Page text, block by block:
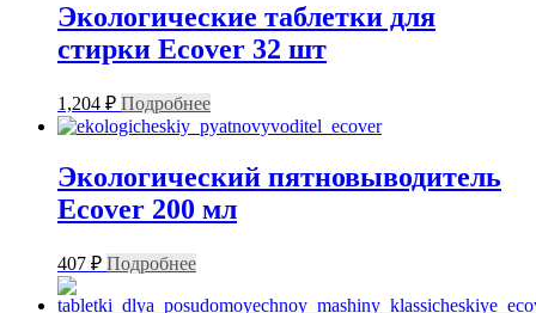
Экологические таблетки для
стирки Ecover 32 шт
1,204 ₽ Подробнее
Экологический пятновыводитель
Ecover 200 мл
407 ₽ Подробнее